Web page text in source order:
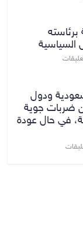
السياسية
ودول
ضربات جوية
في حال عودة